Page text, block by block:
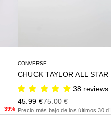
39%
CONVERSE
38 reviews
Precio de oferta
45.99 €Precio anterior
75.00 €
Precio más bajo de los últimos 30